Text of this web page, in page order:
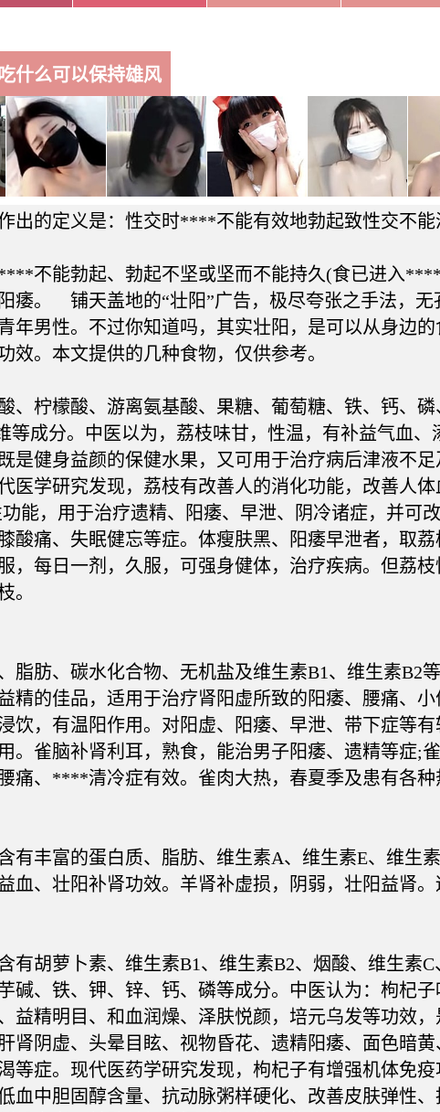
什么可以保持雄风
出的定义是：性交时****不能有效地勃起致性交不能
不能勃起、勃起不坚或坚而不能持久(食已进入****
痿。 铺天盖地的“壮阳”广告，极尽夸张之手法，无
年男性。不过你知道吗，其实壮阳，是可以从身边
效。本文提供的几种食物，仅供参考。
柠檬酸、游离氨基酸、果糖、葡萄糖、铁、钙、磷
等成分。中医以为，荔枝味甘，性温，有补益气血、
是健身益颜的保健水果，又可用于治疗病后津液不
医学研究发现，荔枝有改善人的消化功能，改善人
能，用于治疗遗精、阳痿、早泄、阴冷诸症，并可
酸痛、失眠健忘等症。体瘦肤黑、阳痿早泄者，取荔
，每日一剂，久服，可强身健体，治疗疾病。但荔
。
肪、碳水化合物、无机盐及维生素B1、维生素B2等
精的佳品，适用于治疗肾阳虚所致的阳痿、腰痛、
饮，有温阳作用。对阳虚、阳痿、早泄、带下症等
。雀脑补肾利耳，熟食，能治男子阳痿、遗精等症;
痛、****清冷症有效。雀肉大热，春夏季及患有各
丰富的蛋白质、脂肪、维生素A、维生素E、维生素
血、壮阳补肾功效。羊肾补虚损，阴弱，壮阳益肾
胡萝卜素、维生素B1、维生素B2、烟酸、维生素C
碱、铁、钾、锌、钙、磷等成分。中医认为：枸杞子
益精明目、和血润燥、泽肤悦颜，培元乌发等功效
肾阴虚、头晕目眩、视物昏花、遗精阳痿、面色暗
等症。现代医药学研究发现，枸杞子有增强机体免
血中胆固醇含量、抗动脉粥样硬化、改善皮肤弹性